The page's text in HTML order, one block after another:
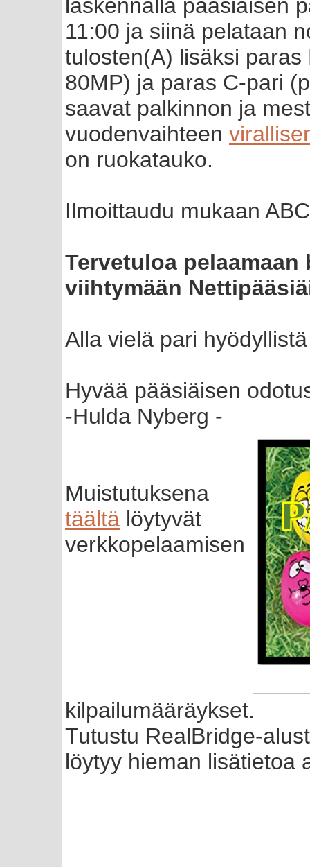
laskennalla pääsiäisen
11:00 ja siinä pelataan
tulosten(A) lisäksi
80MP) ja paras C-pari
saavat palkinnon ja
vuodenvaihteen
on ruokatauko.
Ilmoittaudu mukaan
Tervetuloa
viihtymään
Alla vielä pari
Hyvää pääsiäisen
-Hulda Nyberg -
Muistutuksena
täältä löytyvät
verkkopelaamisen
kilpailumääräykset.
Tutustu RealBridge-
löytyy hieman lisätietoa